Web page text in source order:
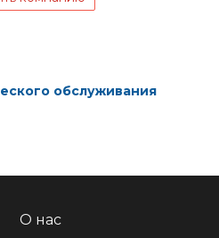
обслуживания
О нас